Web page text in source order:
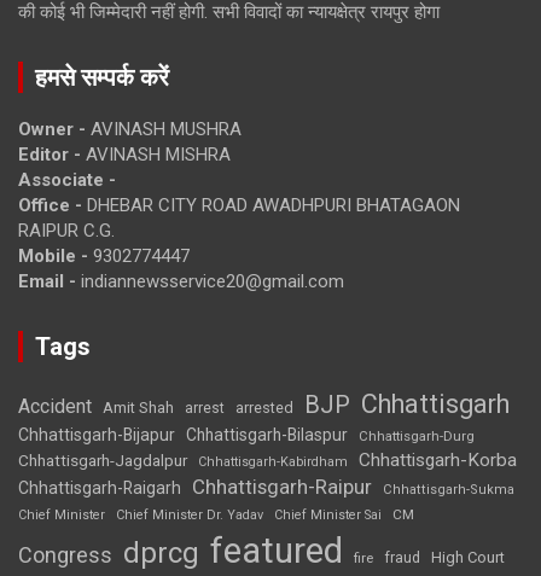
की कोई भी जिम्मेदारी नहीं होगी. सभी विवादों का न्यायक्षेत्र रायपुर होगा
हमसे सम्पर्क करें
Owner - AVINASH MUSHRA
Editor - AVINASH MISHRA
Associate -
Office - DHEBAR CITY ROAD AWADHPURI BHATAGAON
RAIPUR C.G.
Mobile - 9302774447
Email - indiannewsservice20@gmail.com
Tags
Accident Amit Shah arrest arrested BJP Chhattisgarh
Chhattisgarh-Bijapur Chhattisgarh-Bilaspur Chhattisgarh-Durg
Chhattisgarh-Jagdalpur Chhattisgarh-Kabirdham Chhattisgarh-Korba
Chhattisgarh-Raigarh Chhattisgarh-Raipur
Chhattisgarh-Sukma
Chief Minister
Chief Minister Dr. Yadav Chief Minister Sai CM
Congress dprcg featured fire fraud High Court